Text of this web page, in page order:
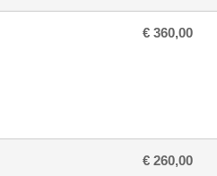
€ 360,00
€ 260,00